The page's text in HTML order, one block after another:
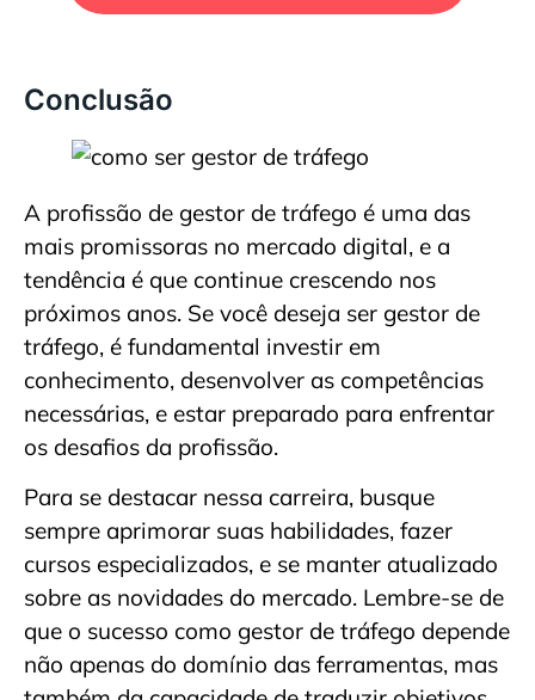
Conclusão
A profissão de gestor de tráfego é uma das
mais promissoras no mercado digital, e a
tendência é que continue crescendo nos
próximos anos. Se você deseja ser gestor de
tráfego, é fundamental investir em
conhecimento, desenvolver as competências
necessárias, e estar preparado para enfrentar
os desafios da profissão.
Para se destacar nessa carreira, busque
sempre aprimorar suas habilidades, fazer
cursos especializados, e se manter atualizado
sobre as novidades do mercado. Lembre-se de
que o sucesso como gestor de tráfego depende
não apenas do domínio das ferramentas, mas